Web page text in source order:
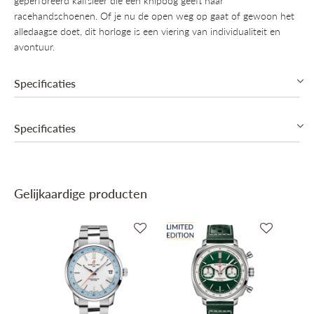
racehandschoenen. Of je nu de open weg op gaat of gewoon het
alledaagse doet, dit horloge is een viering van individualiteit en
avontuur.
Specificaties
78u Gangreserve
Datum aanduiding
Kalfsleder leder armband met gespsluiting
Waterdicht tot 10 ATM (100m)
Specificaties
Mechanisme
Automatisch mechanisch, Manufactuur
78u Gangreserve
38mm
Materiaal kast
Gelijkaardige producten